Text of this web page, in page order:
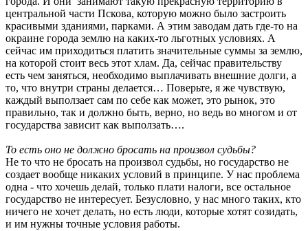
центральной части Пскова, которую можно было застроить
красивыми зданиями, парками. А этим заводам дать где-то на
окраине города землю на каких-то льготных условиях. А
сейчас им приходиться платить значительные суммы за землю,
на которой стоит весь этот хлам. Да, сейчас правительству
есть чем заняться, необходимо выплачивать внешние долги, а
то, что внутри страны делается… Поверьте, я же чувствую,
каждый выползает сам по себе как может, это рынок, это
правильно, так и должно быть, верно, но ведь во многом и от
государства зависит как выползать….
То есть оно не должно бросать на произвол судьбы?
Не то что не бросать на произвол судьбы, но государство не
создает вообще никаких условий в принципе. У нас проблема
одна - что хочешь делай, только плати налоги, все остальное
государство не интересует. Безусловно, у нас много таких, кто
ничего не хочет делать, но есть люди, которые хотят созидать,
и им нужны точные условия работы.